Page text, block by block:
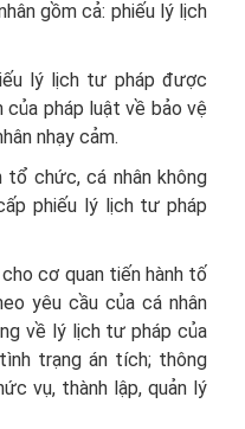
gồm cả: phiếu lý lịch
lý lịch tư pháp được
của pháp luật về bảo vệ
nhạy cảm.
tổ chức, cá nhân không
phiếu lý lịch tư pháp
cơ quan tiến hành tố
yêu cầu của cá nhân
về lý lịch tư pháp của
trạng án tích; thông
vụ, thành lập, quản lý